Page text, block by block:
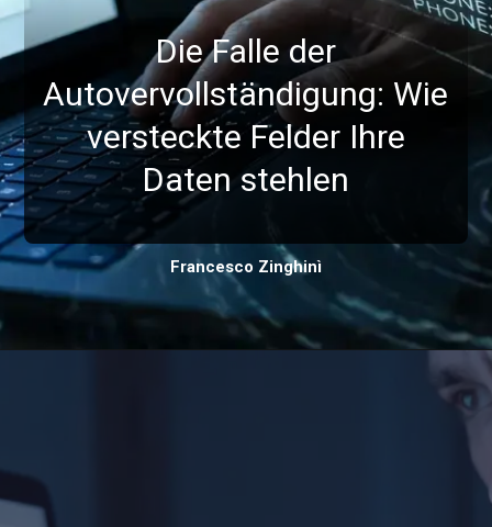
Die Falle der
Autovervollständigung: Wie
versteckte Felder Ihre
Daten stehlen
Francesco Zinghinì